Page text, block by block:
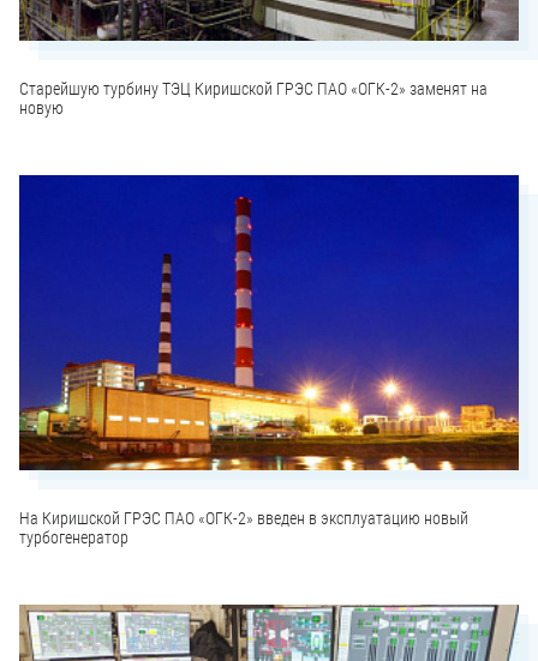
Старейшую турбину ТЭЦ Киришской ГРЭС ПАО «ОГК-2» заменят на
новую
На Киришской ГРЭС ПАО «ОГК-2» введен в эксплуатацию новый
турбогенератор